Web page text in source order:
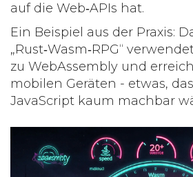
auf die Web‑APIs hat.
Ein Beispiel aus der Praxis:
„Rust‑Wasm‑RPG“
zu WebAssembly und
mobilen Geräten - etwas,
JavaScript kaum machbar